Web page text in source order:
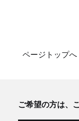
ページトップへ
ご希望の方は、